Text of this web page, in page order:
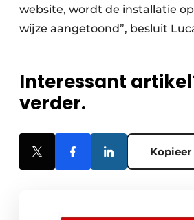
website, wordt de installatie
wijze aangetoond”, besluit
Interessant
verder.
Kopieer